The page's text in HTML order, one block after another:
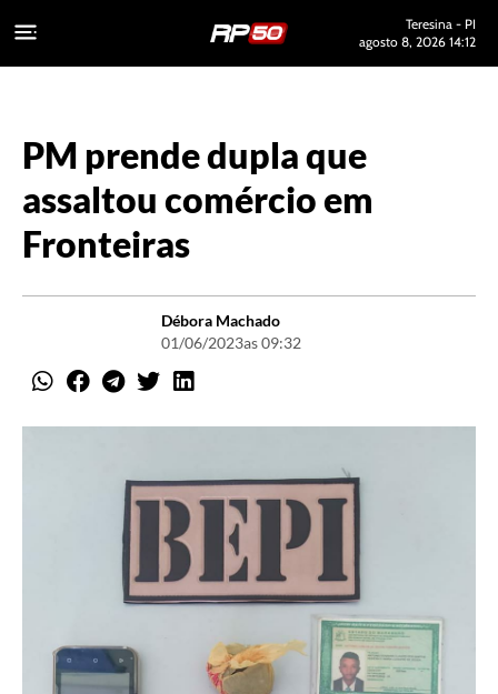
Teresina - PI
agosto 8, 2026 14:12
PM prende dupla que
assaltou comércio em
Fronteiras
Débora Machado
01/06/2023as 09:32